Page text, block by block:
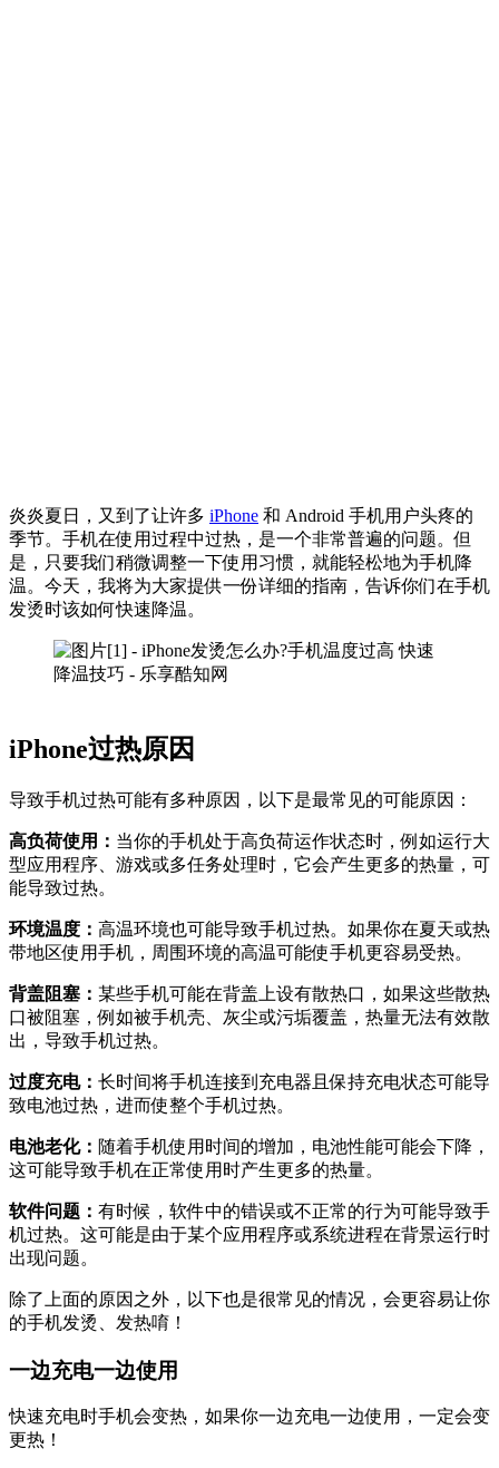
炎炎夏日，又到了让许多 iPhone 和 Android 手机用户头疼的
季节。手机在使用过程中过热，是一个非常普遍的问题。但
是，只要我们稍微调整一下使用习惯，就能轻松地为手机降
温。今天，我将为大家提供一份详细的指南，告诉你们在手机
发烫时该如何快速降温。
iPhone过热原因
导致手机过热可能有多种原因，以下是最常见的可能原因：
高负荷使用： 当你的手机处于高负荷运作状态时，例如运行大
型应用程序、游戏或多任务处理时，它会产生更多的热量，可
能导致过热。
环境温度： 高温环境也可能导致手机过热。如果你在夏天或热
带地区使用手机，周围环境的高温可能使手机更容易受热。
背盖阻塞： 某些手机可能在背盖上设有散热口，如果这些散热
口被阻塞，例如被手机壳、灰尘或污垢覆盖，热量无法有效散
出，导致手机过热。
过度充电： 长时间将手机连接到充电器且保持充电状态可能导
致电池过热，进而使整个手机过热。
电池老化： 随着手机使用时间的增加，电池性能可能会下降，
这可能导致手机在正常使用时产生更多的热量。
软件问题： 有时候，软件中的错误或不正常的行为可能导致手
机过热。这可能是由于某个应用程序或系统进程在背景运行时
出现问题。
除了上面的原因之外，以下也是很常见的情况，会更容易让你
的手机发烫、发热唷！
一边充电一边使用
快速充电时手机会变热，如果你一边充电一边使用，一定会变
更热！